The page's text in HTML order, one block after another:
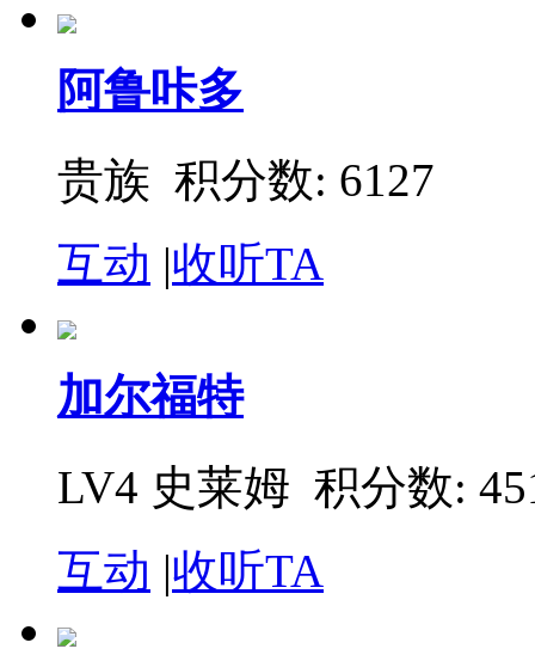
阿鲁咔多
贵族 积分数: 6127
互动 |收听TA
加尔福特
LV4 史莱姆 积分数:
互动 |收听TA